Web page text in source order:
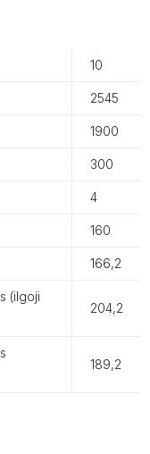
10
2545
1900
300
4
160
166,2
(ilgoji
204,2
189,2